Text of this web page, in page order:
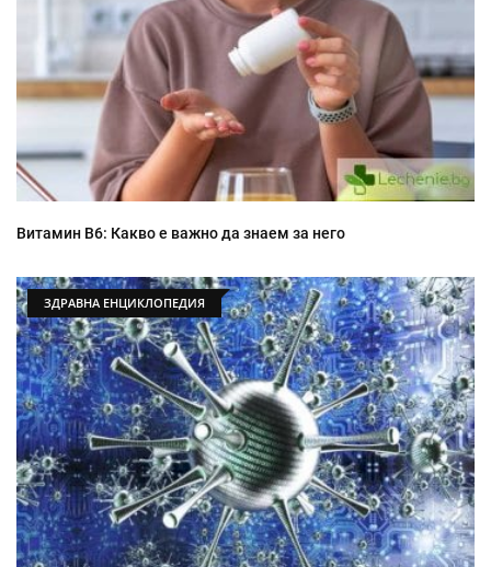
Витамин B6: Какво е важно да знаем за него
ЗДРАВНА ЕНЦИКЛОПЕДИЯ